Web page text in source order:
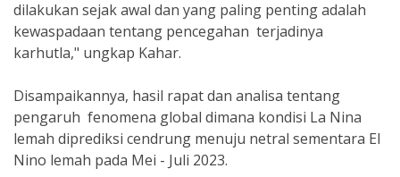
dilakukan sejak awal dan yang paling penting adalah
kewaspadaan tentang pencegahan terjadinya
karhutla," ungkap Kahar.
Disampaikannya, hasil rapat dan analisa tentang
pengaruh fenomena global dimana kondisi La Nina
lemah diprediksi cendrung menuju netral sementara El
Nino lemah pada Mei - Juli 2023.